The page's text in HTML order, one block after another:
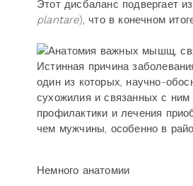
Этот дисбаланс подвергает
plantare), что в конечном
Истинная причина
один из которых, научно-
сухожилия и связанных с
профилактики и лечения
чем мужчины, особенно в
Немного анатомии